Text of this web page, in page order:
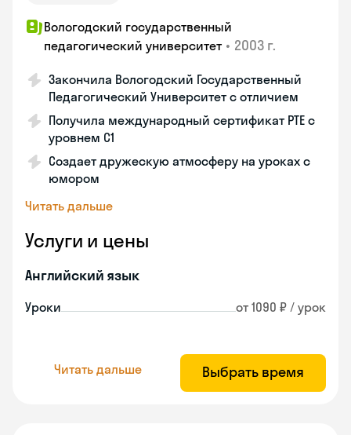
Вологодский государственный
педагогический университет • 2003 г.
Закончила Вологодский Государственный
Педагогический Университет с отличием
Получила международный сертификат PTE с
уровнем C1
Создает дружескую атмосферу на уроках с
юмором
Читать дальше
Услуги и цены
Английский язык
Уроки от 1090 ₽ / урок
Читать дальше Выбрать время